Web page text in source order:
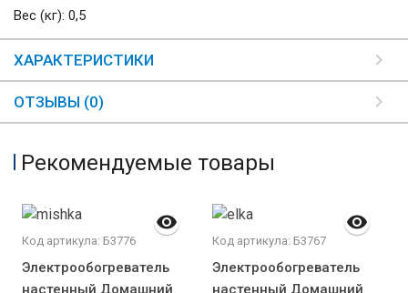
Вес (кг): 0,5
ХАРАКТЕРИСТИКИ
ОТЗЫВЫ (0)
Рекомендуемые товары
Код артикула: Б3776
Электрообогреватель
настенный Домашний
Код артикула: Б3767
Электрообогреватель
настенный Домашний